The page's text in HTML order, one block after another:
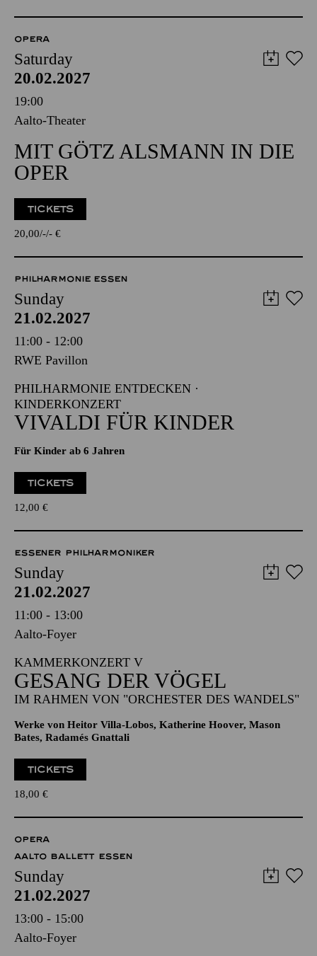
OPERA
Saturday
20.02.2027
19:00
Aalto-Theater
MIT GÖTZ ALSMANN IN DIE
OPER
TICKETS
20,00 - - €
PHILHARMONIE ESSEN
Sunday
21.02.2027
11:00 - 12:00
RWE Pavillon
PHILHARMONIE ENTDECKEN ·
KINDERKONZERT
VIVALDI FÜR KINDER
Für Kinder ab 6 Jahren
TICKETS
12,00 €
ESSENER PHILHARMONIKER
Sunday
21.02.2027
11:00 - 13:00
Aalto-Foyer
KAMMERKONZERT V
GESANG DER VÖGEL
IM RAHMEN VON "ORCHESTER DES WANDELS"
Werke von Heitor Villa-Lobos, Katherine Hoover, Mason
Bates, Radamés Gnattali
TICKETS
18,00 €
OPERA
AALTO BALLETT ESSEN
Sunday
21.02.2027
13:00 - 15:00
Aalto-Foyer